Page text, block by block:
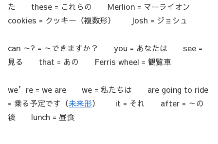
た these = これらの Merlion = マーライオン
cookies = クッキー（複数形） Josh = ジョシュ
can ～? = ～できますか？ you = あなたは see =
見る that = あの Ferris wheel = 観覧車
we’re = we are we = 私たちは are going to ride
= 乗る予定です（未来形） it = それ after = ～の
後 lunch = 昼食